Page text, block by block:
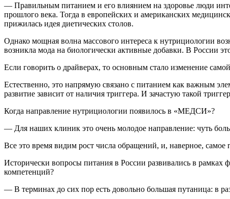
— Правильным питанием и его влиянием на здоровье люди
прошлого века. Тогда в европейских и американских
прижилась идея диетических столов.
Однако мощная волна массового интереса к нутрициологии
возникла мода на биологически активные добавки. В России
Если говорить о драйверах, то основным стало изменение
Естественно, это напрямую связано с питанием как важным
развитие зависит от наличия триггера. И зачастую такой
Когда направление нутрициологии появилось в «МЕДСИ»?
— Для наших клиник это очень молодое направление: чуть
Все это время видим рост числа обращений, и, наверное,
Исторически вопросы питания в России развивались в рамках
компетенций?
— В терминах до сих пор есть довольно большая путаница: в